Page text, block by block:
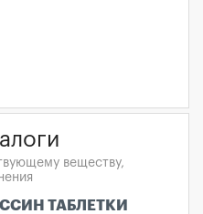
веществу,
ТАБЛЕТКИ